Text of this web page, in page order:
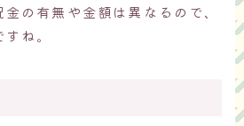
の有無や金額は異なるので、
ね。